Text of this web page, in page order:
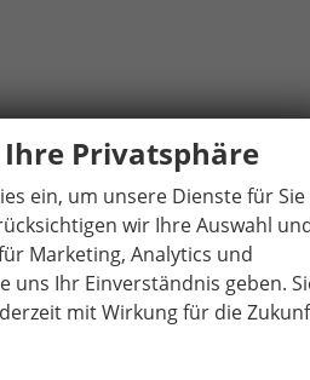
Privatsphäre
ein, um unsere Dienste für Sie
wir Ihre Auswahl
Marketing, Analytics und
uns Ihr Einverständnis geben.
mit Wirkung für die